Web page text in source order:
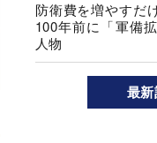
防衛費を増やすだ
100年前に「軍備
人物
最